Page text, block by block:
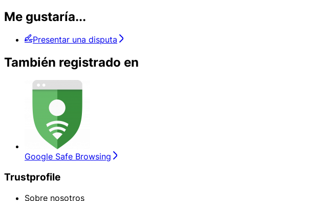
Me gustaría...
Presentar una disputa
También registrado en
Google Safe Browsing
Trustprofile
Sobre nosotros